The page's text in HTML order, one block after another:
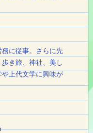
に従事。さらに先
き旅、神社、美し
上代文学に興味が